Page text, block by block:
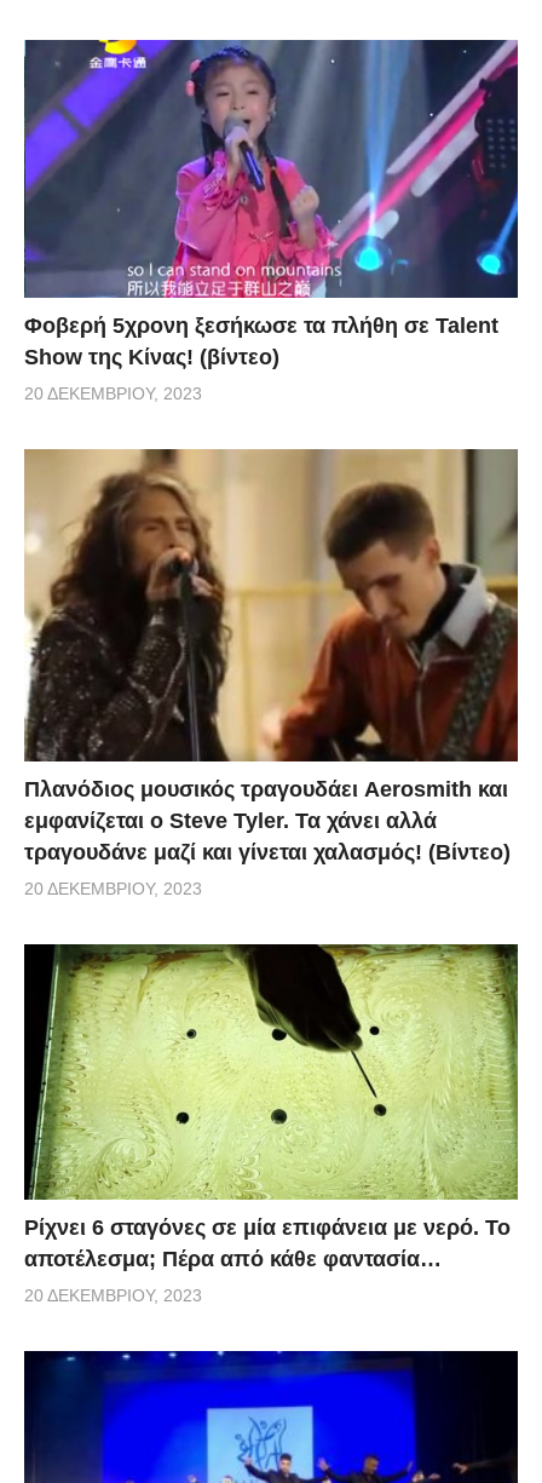
Φοβερή 5χρονη ξεσήκωσε τα πλήθη σε Talent
Show της Κίνας! (βίντεο)
20 ΔΕΚΕΜΒΡΊΟΥ, 2023
Πλανόδιος μουσικός τραγουδάει Aerosmith και
εμφανίζεται ο Steve Tyler. Τα χάνει αλλά
τραγουδάνε μαζί και γίνεται χαλασμός! (Βίντεο)
20 ΔΕΚΕΜΒΡΊΟΥ, 2023
Ρίχνει 6 σταγόνες σε μία επιφάνεια με νερό. Το
αποτέλεσμα; Πέρα από κάθε φαντασία…
20 ΔΕΚΕΜΒΡΊΟΥ, 2023